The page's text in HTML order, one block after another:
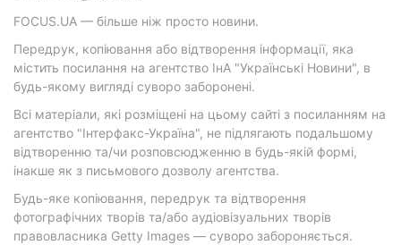
FOCUS.UA — більше ніж просто новини.
Передрук, копіювання або відтворення інформації, яка
містить посилання на агентство ІнА "Українські Новини", в
будь-якому вигляді суворо заборонені.
Всі матеріали, які розміщені на цьому сайті з посиланням на
агентство "Інтерфакс-Україна", не підлягають подальшому
відтворенню та/чи розповсюдженню в будь-якій формі,
інакше як з письмового дозволу агентства.
Будь-яке копіювання, передрук та відтворення
фотографічних творів та/або аудіовізуальних творів
правовласника Getty Images — суворо забороняється.